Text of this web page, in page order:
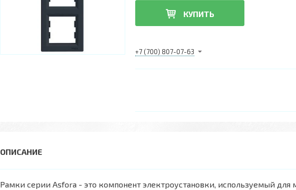
КУПИТЬ
+7 (700) 807-07-63
Рамки серии Asfora - это компонент электроустановки, используемый для